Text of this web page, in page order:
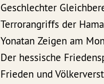
Geschlechter
Terrorangriffs der
Yonatan Zeigen am
Der hessische
Frieden und